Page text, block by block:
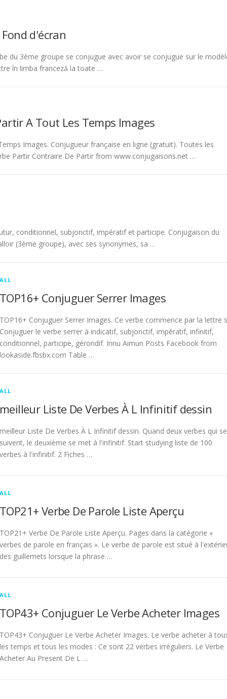
d'écran
du 3ème groupe se conjugue avec avoir se conjugue sur le
în limba franceză la toate …
A Tout Les Temps Images
Images. Conjugueur française en ligne (gratuit). Toutes les
Partir Contraire De Partir from www.conjugaisons.net …
conditionnel, subjonctif, impératif et participe. Conjugaison du
(3ème groupe), avec ses synonymes, sa …
ALL
TOP16+ Conjuguer Serrer Images
TOP16+ Conjuguer Serrer Images. Ce verbe commence par la lettre
Conjuguer le verbe serrer à indicatif, subjonctif, impératif, infinitif,
conditionnel, participe, gérondif. Innu Aimun Posts Facebook from
lookaside.fbsbx.com Table …
ALL
meilleur Liste De Verbes À L Infinitif dessin
meilleur Liste De Verbes À L Infinitif dessin. Quand deux verbes qui se
suivent, le deuxième se met à l'infinitif. Start studying liste de 100
verbes à l'infinitif. 2 Fiches …
ALL
TOP21+ Verbe De Parole Liste Aperçu
TOP21+ Verbe De Parole Liste Aperçu. Pages dans la catégorie «
verbes de parole en français ». Le verbe de parole est situé à
des guillemets lorsque la phrase …
ALL
TOP43+ Conjuguer Le Verbe Acheter Images
TOP43+ Conjuguer Le Verbe Acheter Images. Le verbe acheter à
les temps et tous les modes : Ce sont 22 verbes irréguliers. Le Verbe
Acheter Au Present De L …